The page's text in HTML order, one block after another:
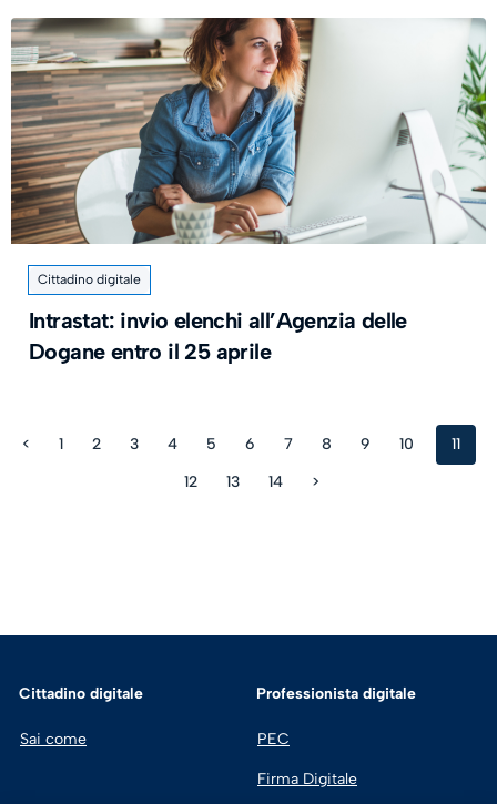
Cittadino digitale
Intrastat: invio elenchi all’Agenzia delle
Dogane entro il 25 aprile
< 1 2 3 4 5 6 7 8 9 10
11
12
13 14 >
Cittadino digitale
Sai come
Professionista digitale
PEC
Firma Digitale